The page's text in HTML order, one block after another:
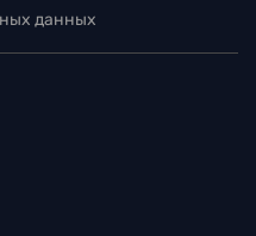
данных